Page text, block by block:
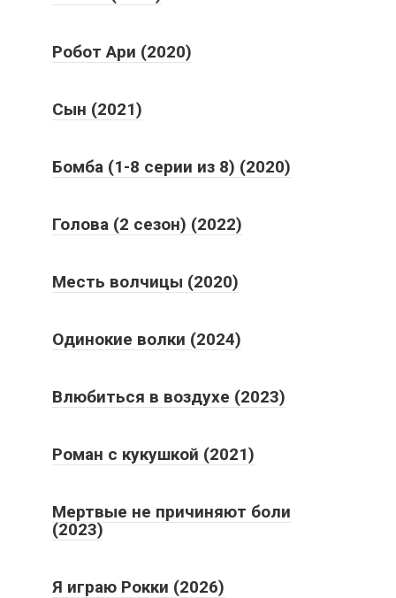
Робот Ари (2020)
Сын (2021)
Бомба (1-8 серии из 8) (2020)
Голова (2 сезон) (2022)
Месть волчицы (2020)
Одинокие волки (2024)
Влюбиться в воздухе (2023)
Роман с кукушкой (2021)
Мертвые не причиняют боли
(2023)
Я играю Рокки (2026)